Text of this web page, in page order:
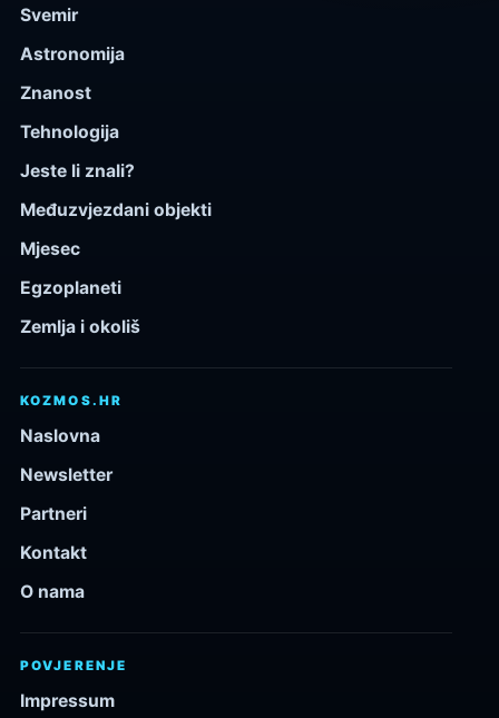
Svemir
Astronomija
Znanost
Tehnologija
Jeste li znali?
Međuzvjezdani objekti
Mjesec
Egzoplaneti
Zemlja i okoliš
KOZMOS.HR
Naslovna
Newsletter
Partneri
Kontakt
O nama
POVJERENJE
Impressum